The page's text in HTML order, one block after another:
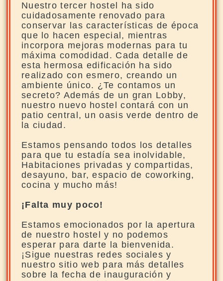
Nuestro tercer hostel ha sido
cuidadosamente renovado para
conservar las características de época
que lo hacen especial, mientras
incorpora mejoras modernas para tu
máxima comodidad. Cada detalle de
esta hermosa edificación ha sido
realizado con esmero, creando un
ambiente único. ¿Te contamos un
secreto? Además de un gran Lobby,
nuestro nuevo hostel contará con un
patio central, un oasis verde dentro de
la ciudad.
Estamos pensando todos los detalles
para que tu estadía sea inolvidable,
Habitaciones privadas y compartidas,
desayuno, bar, espacio de coworking,
cocina y mucho más!
¡Falta muy poco!
Estamos emocionados por la apertura
de nuestro hostel y no podemos
esperar para darte la bienvenida.
¡Sigue nuestras redes sociales y
nuestro sitio web para más detalles
sobre la fecha de inauguración y